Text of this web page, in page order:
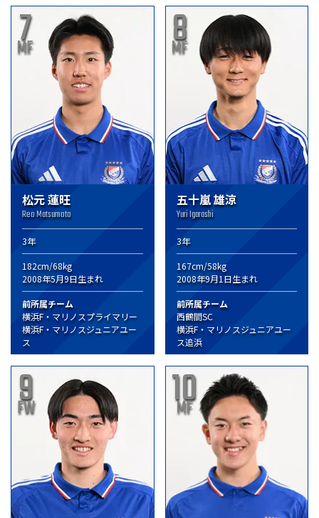
7
MF
松元 蓮旺
Reo Matsumoto
3年
182cm/68kg
2008年5月9日生まれ
前所属チーム
横浜F・マリノスプライマリー
横浜F・マリノスジュニアユー
ス
8
MF
五十嵐 雄涼
Yuri Igarashi
3年
167cm/58kg
2008年9月1日生まれ
前所属チーム
西鶴間SC
横浜F・マリノスジュニアユー
ス追浜
9
FW 10
MF